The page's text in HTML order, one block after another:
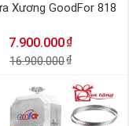
Xương GoodFor 818
7.900.000 ₫
16.900.000₫